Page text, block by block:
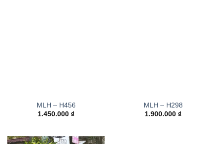
MLH – H456
1.450.000 ₫
MLH – H298
1.900.000 ₫